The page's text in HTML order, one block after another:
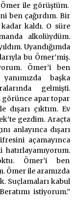
Ekim Ayı
Legalleşecek Ümidinde
ile görüştüm.
ben çağırdım. Bir
kaldı. O süre
alkolüydüm.
Uyandığımda
bu Ömer’miş.
Ömer’i ben
başka
gelmişti.
görünce apar topar
dışarı çıktım. Ev
gezdim. Araçta
anlayınca dışarı
açamayınca
hatırlayamıyorum.
Ömer’i ben
Ömer ile aramızda
Suçlamaları kabul
istiyorum.”